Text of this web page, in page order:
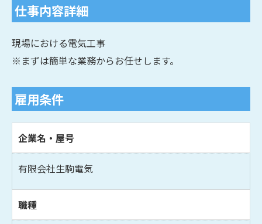
仕事内容詳細
現場における電気工事
※まずは簡単な業務からお任せします。
雇用条件
企業名・屋号
有限会社生駒電気
職種